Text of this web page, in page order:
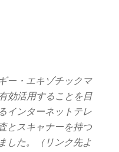
ー・エキゾチックマ
効活用することを目
インターネットテレ
とスキャナーを持つ
した。（リンク先よ